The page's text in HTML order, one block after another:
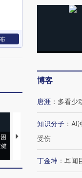
视线｜HYROX的吸金
博客
唐涯 ： 多看少
知识分子 ： AI
受伤
丁金坤 ： 耳闻